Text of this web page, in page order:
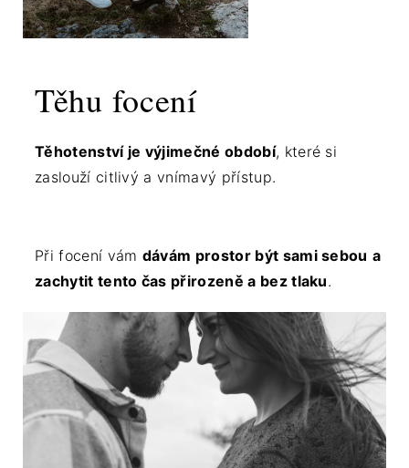
Těhu focení
Těhotenství je výjimečné období, které si
zaslouží citlivý a vnímavý přístup.
Při focení vám dávám prostor být sami sebou a
zachytit tento čas přirozeně a bez tlaku.